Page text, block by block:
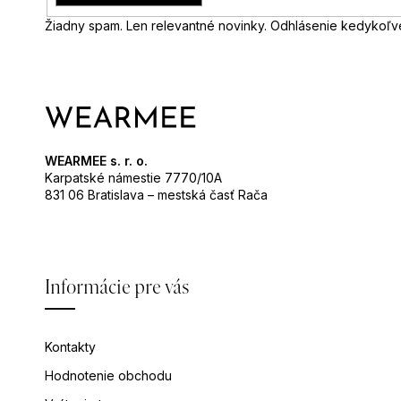
Žiadny spam. Len relevantné novinky. Odhlásenie
WEARMEE s. r. o.
Karpatské námestie 7770/10A
831 06 Bratislava – mestská časť Rača
Informácie pre vás
Kontakty
Hodnotenie obchodu